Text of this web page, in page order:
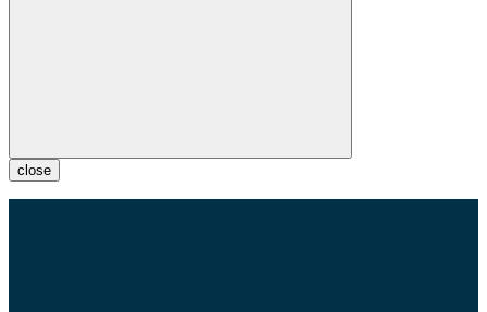
close